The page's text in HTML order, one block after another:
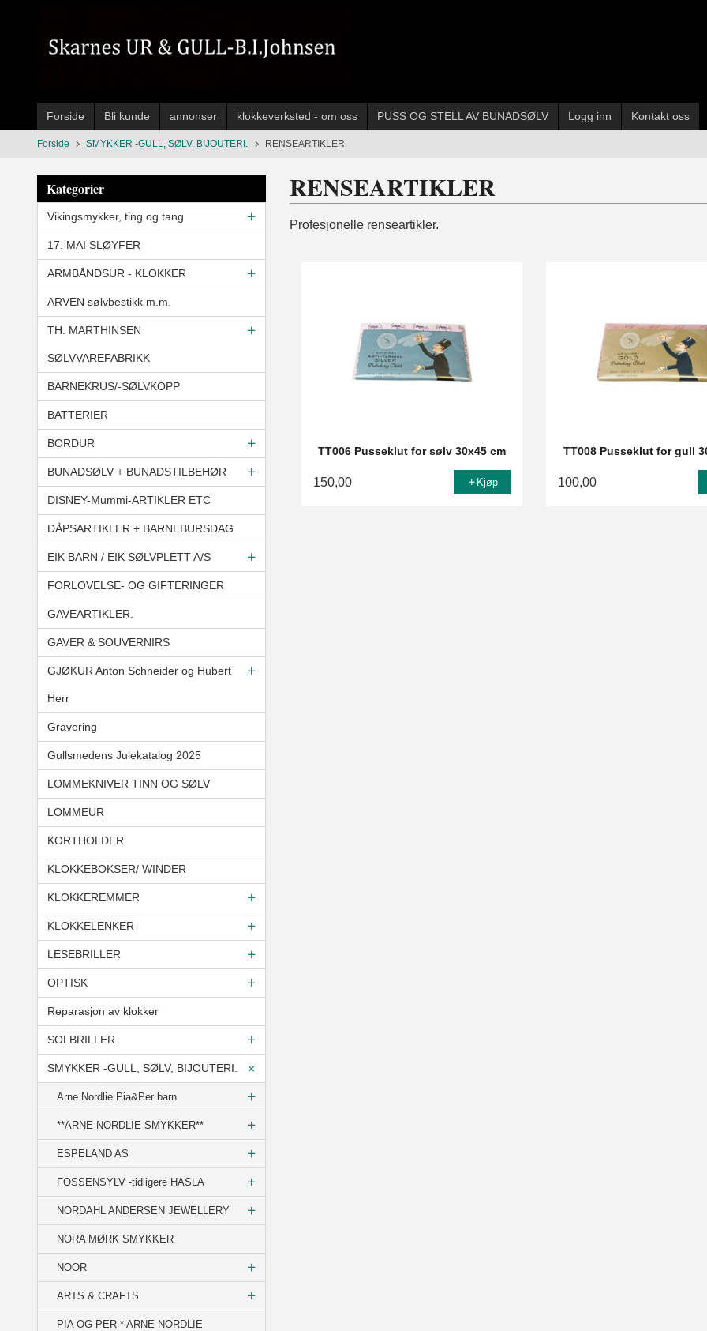
innholdet
Forside Bli kunde annonser klokkeverksted - om oss PUSS OG STELL AV BUNADSØLV Logg inn Kontakt oss
Forside SMYKKER -GULL, SØLV, BIJOUTERI. RENSEARTIKLER
Kategorier
Vikingsmykker, ting og tang
17. MAI SLØYFER
ARMBÅNDSUR - KLOKKER
ARVEN sølvbestikk m.m.
TH. MARTHINSEN
SØLVVAREFABRIKK
BARNEKRUS/-SØLVKOPP
BATTERIER
BORDUR
BUNADSØLV + BUNADSTILBEHØR
DISNEY-Mummi-ARTIKLER ETC
DÅPSARTIKLER + BARNEBURSDAG
EIK BARN / EIK SØLVPLETT A/S
FORLOVELSE- OG GIFTERINGER
GAVEARTIKLER.
GAVER & SOUVERNIRS
GJØKUR Anton Schneider og Hubert
Herr
Gravering
Gullsmedens Julekatalog 2025
LOMMEKNIVER TINN OG SØLV
LOMMEUR
KORTHOLDER
KLOKKEBOKSER/ WINDER
KLOKKEREMMER
KLOKKELENKER
LESEBRILLER
OPTISK
Reparasjon av klokker
SOLBRILLER
SMYKKER -GULL, SØLV, BIJOUTERI.
Arne Nordlie Pia&Per barn
**ARNE NORDLIE SMYKKER**
ESPELAND AS
FOSSENSYLV -tidligere HASLA
NORDAHL ANDERSEN JEWELLERY
NORA MØRK SMYKKER
NOOR
ARTS & CRAFTS
PIA OG PER * ARNE NORDLIE
RENSEARTIKLER
Profesjonelle renseartikler.
TT006 Pusseklut for sølv 30x45 cm
150,00 Kjøp
TT008 Pusseklut for gull
100,00